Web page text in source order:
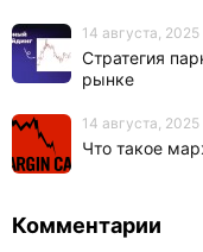
14 августа, 2025
Стратегия
рынке
14 августа, 2025
Что такое
Комментарии